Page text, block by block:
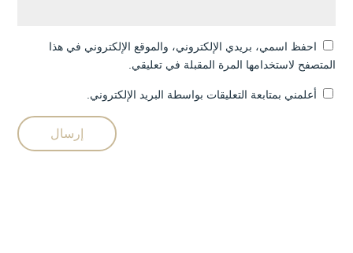
احفظ اسمي، بريدي الإلكتروني، والموقع الإلكتروني في هذا
المتصفح لاستخدامها المرة المقبلة في تعليقي.
أعلمني بمتابعة التعليقات بواسطة البريد الإلكتروني.